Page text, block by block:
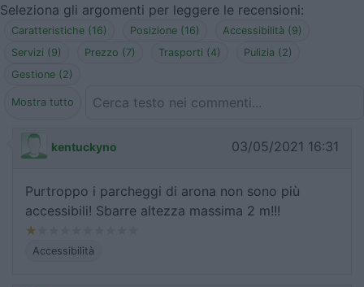
Seleziona gli argomenti per leggere le recensioni:
Caratteristiche (16) Posizione (16)
Accessibilità (9)
Servizi (9)
Prezzo (7) Trasporti (4)
Pulizia (2)
Gestione (2)
Mostra tutto
kentuckyno 03/05/2021 16:31
Purtroppo i parcheggi di arona non sono più
accessibili! Sbarre altezza massima 2 m!!!
Accessibilità